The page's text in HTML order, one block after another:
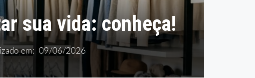
sua vida: conheça!
em: 09/06/2026